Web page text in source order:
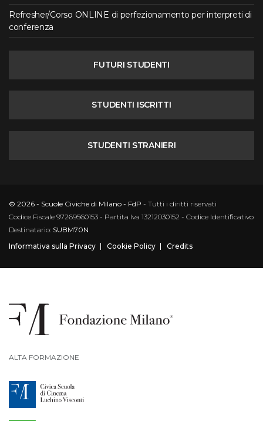
Refresher/Corso ONLINE di perfezionamento per interpreti di
conferenza
FUTURI STUDENTI
STUDENTI ISCRITTI
STUDENTI STRANIERI
© 2026 - Scuole Civiche di Milano - FdP - Tutti i diritti riservati
Codice Fiscale 97269560153 - Partita Iva 13212030152 - Codice Identificativo
Destinatario: SUBM70N
Informativa sulla Privacy
Cookie Policy Credits
ALTA FORMAZIONE